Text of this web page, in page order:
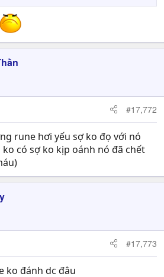
#17,772
rune hơi yếu sợ ko đọ với nó
có sợ ko kịp oánh nó đã chết
#17,773
ko đánh dc đâu